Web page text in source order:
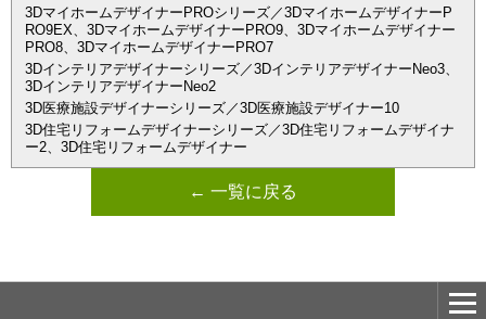
3DマイホームデザイナーPROシリーズ／3DマイホームデザイナーP
RO9EX、3DマイホームデザイナーPRO9、3Dマイホームデザイナー
PRO8、3DマイホームデザイナーPRO7
3Dインテリアデザイナーシリーズ／3DインテリアデザイナーNeo3、
3DインテリアデザイナーNeo2
3D医療施設デザイナーシリーズ／3D医療施設デザイナー10
3D住宅リフォームデザイナーシリーズ／3D住宅リフォームデザイナ
ー2、3D住宅リフォームデザイナー
← 一覧に戻る